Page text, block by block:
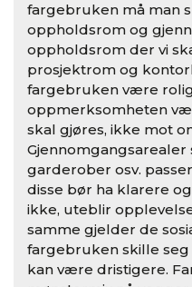
fargebruken må man
oppholdsrom og
oppholdsrom der vi
prosjektrom og
fargebruken være
oppmerksomheten
skal gjøres, ikke mot
garderober osv.
disse bør ha klarere
ikke, uteblir
samme gjelder de
fargebruken skille
kan være dristigere.